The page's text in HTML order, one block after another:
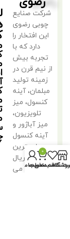
شرکت صنایع
چوبی رضوی
این افتخار را
دارد که با
تجربه بیش
از نیم قرن در
زمینه تولید
مبلمان، آینه
کنسول، میز
تلویزیون،
میز آباژور و
آینه کنسول
با بهترین
متریال
فعالیت می
علاقه مندی ها
0
سبد خرید
حساب من